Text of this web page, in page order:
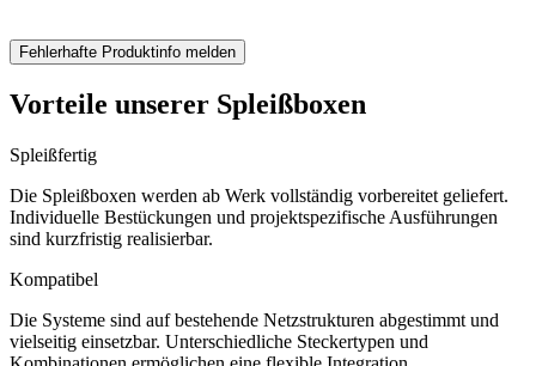
Fehlerhafte Produktinfo melden
Vorteile unserer Spleißboxen
Spleißfertig
Die Spleißboxen werden ab Werk vollständig vorbereitet geliefert.
Individuelle Bestückungen und projektspezifische Ausführungen
sind kurzfristig realisierbar.
Kompatibel
Die Systeme sind auf bestehende Netzstrukturen abgestimmt und
vielseitig einsetzbar. Unterschiedliche Steckertypen und